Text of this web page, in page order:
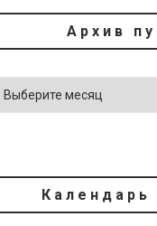
Архив
Календарь